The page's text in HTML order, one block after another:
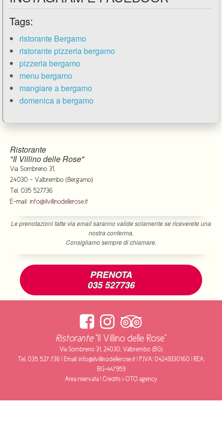
Tags:
ristorante Bergamo
ristorante pizzeria bergamo
pizzeria bergamo
menu bergamo
mangiare a bergamo
domenica a bergamo
Ristorante
"Il Villino delle Rose"
Via Sombreno 31,
24030 - Valbrembo (Bergamo)
Tel. 035 527736
E-mail: info@ilvillinodellerose.it
Le prenotazioni fatte via email saranno valide solamente se riceverete una
nostra conferma.
Consigliamo sempre di chiamare.
PRENOTA
035 527736
Ristorante"Il Villino delle Rose"
Via Sombreno 31, 24030, Valbrembo (BG)
Tel. 035 527 736 | Email: info@ilvillinodellerose.it| P.IVA: 04249330160 | REA:
BG-447959
Area riservata | Credits > OTO agency